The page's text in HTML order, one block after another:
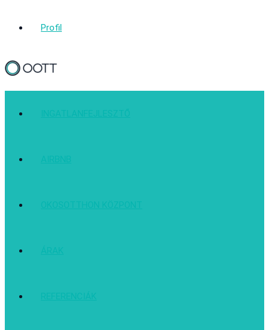
Profil
INGATLANFEJLESZTŐ
AIRBNB
OKOSOTTHON KÖZPONT
ÁRAK
REFERENCIÁK